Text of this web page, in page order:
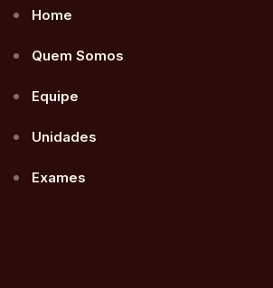
Home
Quem Somos
Equipe
Unidades
Exames